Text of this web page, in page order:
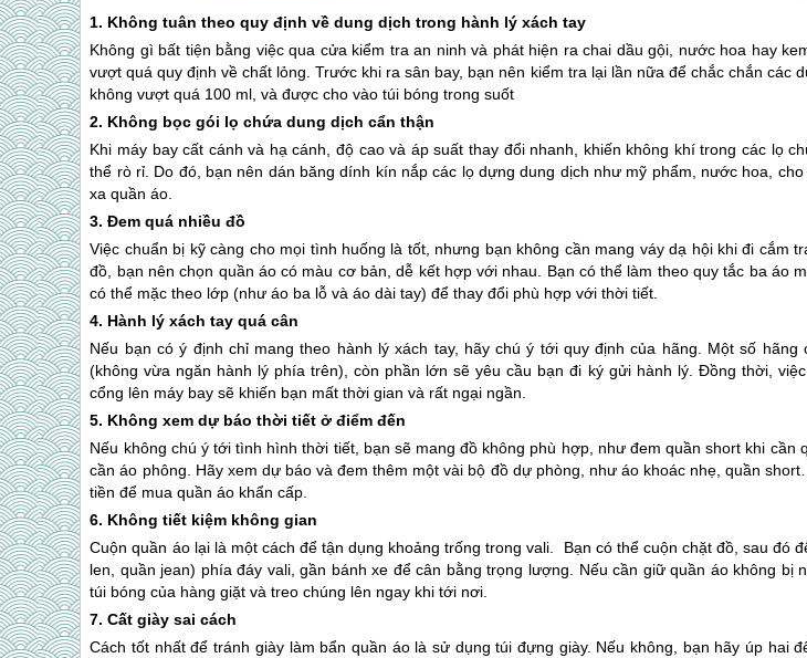
1. Không tuân theo quy định về dung dịch trong hành lý xách tay
Không gì bất tiện bằng việc qua cửa kiểm tra an ninh và phát hiện ra chai dầu gội, nước hoa hay
vượt quá quy định về chất lỏng. Trước khi ra sân bay, bạn nên kiểm tra lại lần nữa để chắc chắn các
không vượt quá 100 ml, và được cho vào túi bóng trong suốt
2. Không bọc gói lọ chứa dung dịch cẩn thận
Khi máy bay cất cánh và hạ cánh, độ cao và áp suất thay đổi nhanh, khiến không khí trong các lọ
thể rò rỉ. Do đó, bạn nên dán băng dính kín nắp các lọ dựng dung dịch như mỹ phẩm, nước hoa,
xa quần áo.
3. Đem quá nhiều đồ
Việc chuẩn bị kỹ càng cho mọi tình huống là tốt, nhưng bạn không cần mang váy dạ hội khi đi cắm
đồ, bạn nên chọn quần áo có màu cơ bản, dễ kết hợp với nhau. Bạn có thể làm theo quy tắc ba áo
có thể mặc theo lớp (như áo ba lỗ và áo dài tay) để thay đổi phù hợp với thời tiết.
4. Hành lý xách tay quá cân
Nếu bạn có ý định chỉ mang theo hành lý xách tay, hãy chú ý tới quy định của hãng. Một số hãng
(không vừa ngăn hành lý phía trên), còn phần lớn sẽ yêu cầu bạn đi ký gửi hành lý. Đồng thời,
cổng lên máy bay sẽ khiến bạn mất thời gian và rất ngại ngần.
5. Không xem dự báo thời tiết ở điểm đến
Nếu không chú ý tới tình hình thời tiết, bạn sẽ mang đồ không phù hợp, như đem quần short khi cần
cần áo phông. Hãy xem dự báo và đem thêm một vài bộ đồ dự phòng, như áo khoác nhẹ, quần
tiền để mua quần áo khẩn cấp.
6. Không tiết kiệm không gian
Cuộn quần áo lại là một cách để tận dụng khoảng trống trong vali. Bạn có thể cuộn chặt đồ, sau đó
len, quần jean) phía đáy vali, gần bánh xe để cân bằng trọng lượng. Nếu cần giữ quần áo không bị
túi bóng của hàng giặt và treo chúng lên ngay khi tới nơi.
7. Cất giày sai cách
Cách tốt nhất để tránh giày làm bẩn quần áo là sử dụng túi đựng giày. Nếu không, bạn hãy úp hai